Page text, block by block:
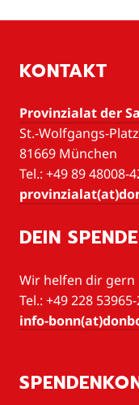
KONTAKT
Provinzialat der
St.-Wolfgangs-
81669 München
Tel.: +49 89 48008-
DEIN
Wir helfen dir gern
Tel.: +49 228
info-